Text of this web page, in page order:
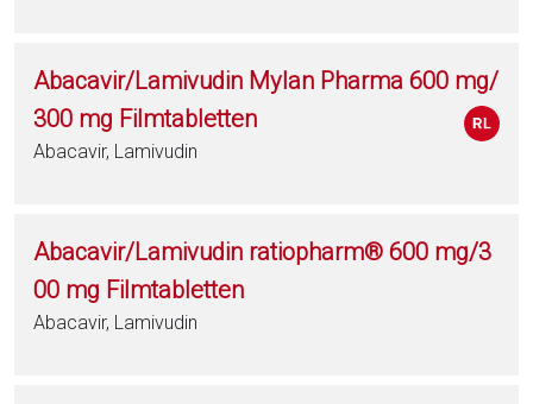
Abacavir/Lamivudin Mylan Pharma 600 mg/
300 mg Filmtabletten
Abacavir, Lamivudin
Abacavir/Lamivudin ratiopharm® 600 mg/3
00 mg Filmtabletten
Abacavir, Lamivudin